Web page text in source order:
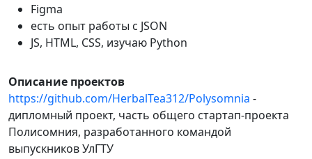
Figma
есть опыт работы с JSON
JS, HTML, CSS, изучаю Python
Описание проектов
https://github.com/HerbalTea312/Polysomnia -
дипломный проект, часть общего стартап-проекта
Полисомния, разработанного командой
выпускников УлГТУ